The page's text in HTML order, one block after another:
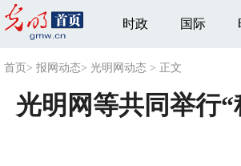
时政 国际
首页 > 报网动态> 光明网动态 > 正文
光明网等共同举行